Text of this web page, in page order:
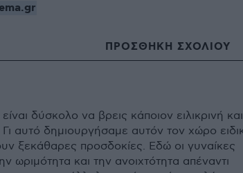
ΠΡΟΣΘΗΚΗ ΣΧΟΛΙΟΥ
δύσκολο να βρεις κάποιον ειλικρινή και
αυτό δημιουργήσαμε αυτόν τον χώρο
ξεκάθαρες προσδοκίες. Εδώ οι γυναίκες
ωριμότητα και την ανοιχτότητα απέναντι